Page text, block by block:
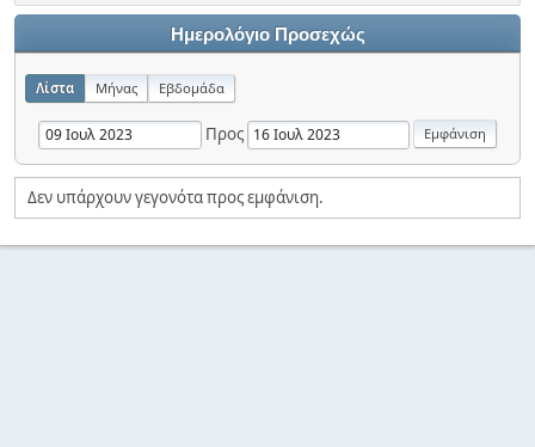
Ημερολόγιο Προσεχώς
Λίστα Μήνας Εβδομάδα
Προς
Δεν υπάρχουν γεγονότα προς εμφάνιση.